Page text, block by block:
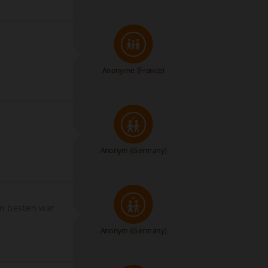
Anonyme (France)
Anonym (Germany)
Anonym (Germany)
besten war